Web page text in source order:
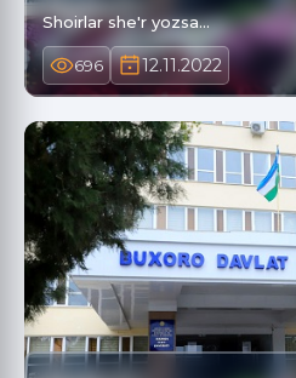
Shoirlar she'r yozsa...
696 12.11.2022